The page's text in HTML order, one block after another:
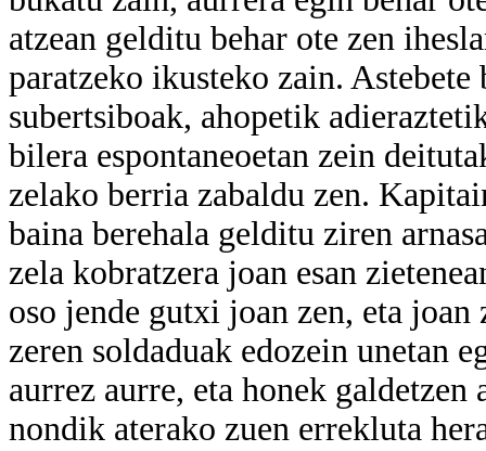
atzean gelditu behar ote zen
paratzeko ikusteko zain.
subertsiboak, ahopetik
bilera espontaneoetan zein
zelako berria zabaldu zen.
baina berehala gelditu ziren
zela kobratzera joan esan
oso jende gutxi joan zen, eta
zeren soldaduak edozein unetan
aurrez aurre, eta honek
nondik aterako zuen errekluta